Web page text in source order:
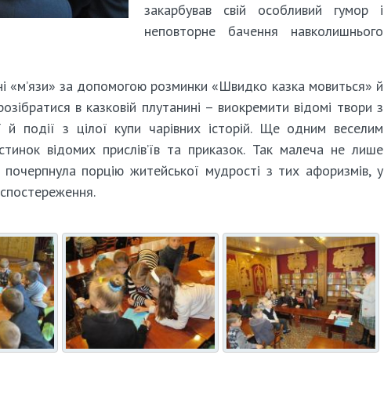
закарбував свій особливий гумор і
неповторне бачення навколишнього
«м’язи» за допомогою розминки «Швидко казка мовиться» й
в казковій плутанині – виокремити відомі твори з
події з цілої купи чарівних історій. Ще одним веселим
відомих прислів’їв та приказок. Так малеча не лише
почерпнула порцію житейської мудрості з тих афоризмів, у